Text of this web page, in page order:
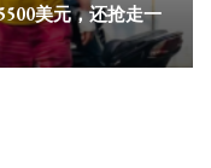
美元，还抢走一